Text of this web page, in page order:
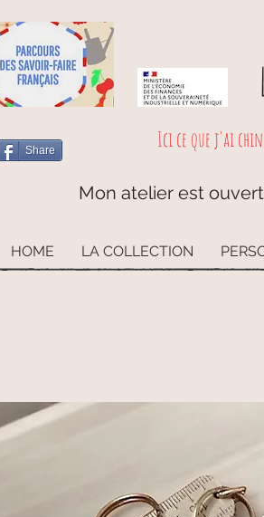
Share Ici ce que j'ai
Mon atelier est
HOME LA COLLECTION